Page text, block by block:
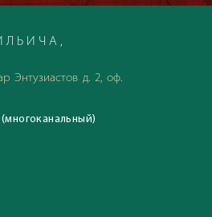
Энтузиастов д. 2, оф.